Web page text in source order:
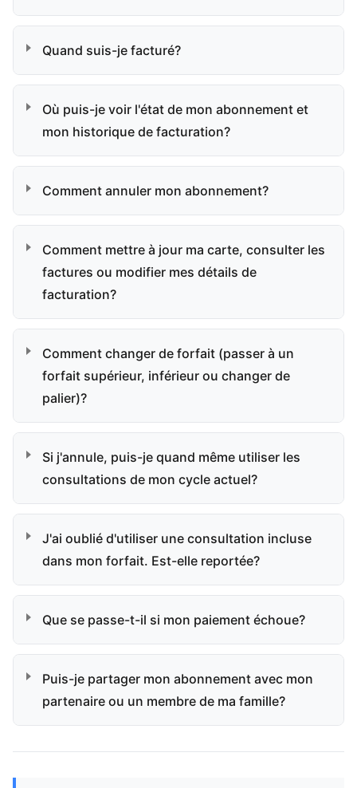
Quand suis-je facturé?
Où puis-je voir l'état de mon abonnement et
mon historique de facturation?
Comment annuler mon abonnement?
Comment mettre à jour ma carte, consulter les
factures ou modifier mes détails de
facturation?
Comment changer de forfait (passer à un
forfait supérieur, inférieur ou changer de
palier)?
Si j'annule, puis-je quand même utiliser les
consultations de mon cycle actuel?
J'ai oublié d'utiliser une consultation incluse
dans mon forfait. Est-elle reportée?
Que se passe-t-il si mon paiement échoue?
Puis-je partager mon abonnement avec mon
partenaire ou un membre de ma famille?